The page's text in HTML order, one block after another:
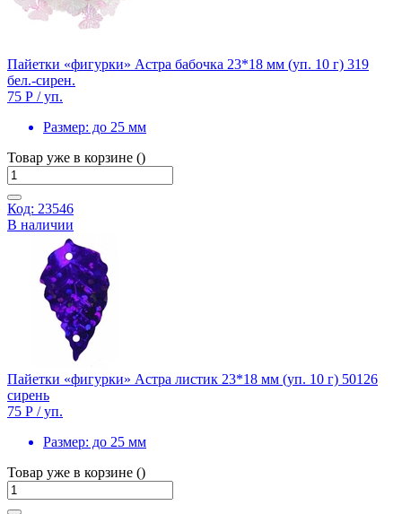
Пайетки «фигурки» Астра бабочка 23*18 мм (уп. 10 г) 319
бел.-сирен.
75 Р / уп.
Размер: до 25 мм
Товар уже в корзине ()
Код: 23546
В наличии
Пайетки «фигурки» Астра листик 23*18 мм (уп. 10 г) 50126
сирень
75 Р / уп.
Размер: до 25 мм
Товар уже в корзине ()